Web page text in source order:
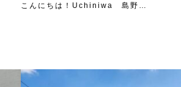
こんにちは！Uchiniwa 島野…